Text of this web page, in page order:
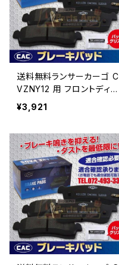
送料無料ランサーカーゴ C
VZNY12 用 フロントディス
クブレーキパッド左右 PA
452 （ＣＡＣ）/専用グリス
¥3,921